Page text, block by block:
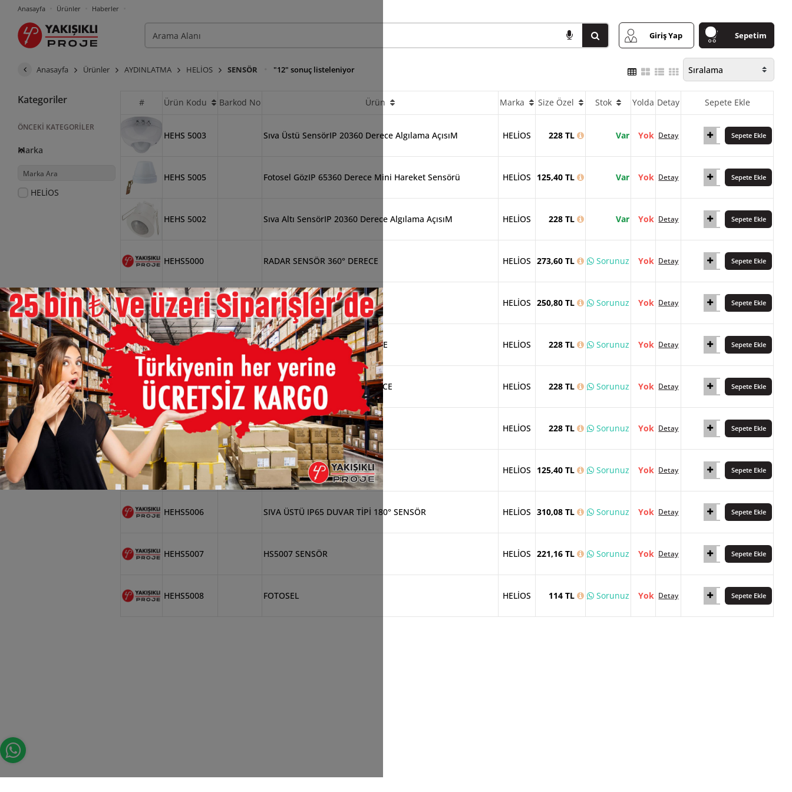
Anasayfa Ürünler Haberler
Giriş Yap Sepetim
Anasayfa Ürünler AYDINLATMA HELİOS SENSÖR "12" sonuç listeleniyor
Kategoriler
ÖNCEKI KATEGORILER
Marka
HELİOS
# Ürün Kodu Barkod No Ürün Marka Size Özel Stok Yolda Detay Sepete Ekle
HEHS 5003 Sıva Üstü SensörIP 20360 Derece Algılama AçısıM HELİOS 228 TL Var Yok Detay Sepete Ekle
HEHS 5005 Fotosel GözIP 65360 Derece Mini Hareket Sensörü HELİOS 125,40 TL Var Yok Detay Sepete Ekle
HEHS 5002 Sıva Altı SensörIP 20360 Derece Algılama AçısıM HELİOS 228 TL Var Yok Detay Sepete Ekle
HEHS5000 RADAR SENSÖR 360° DERECE HELİOS 273,60 TL Sorunuz Yok Detay Sepete Ekle
HEHS5001 DUVAR SENSÖR 180° DERECE HELİOS 250,80 TL Sorunuz Yok Detay Sepete Ekle
HEHS5002 SIVA ALTI SENSÖR 360° DERECE HELİOS 228 TL Sorunuz Yok Detay Sepete Ekle
HEHS5003 SIVA ÜSTÜ SENSÖR 360° DERECE HELİOS 228 TL Sorunuz Yok Detay Sepete Ekle
HEHS5004 MİNİ SENSÖR 360° DERECE HELİOS 228 TL Sorunuz Yok Detay Sepete Ekle
HEHS5005 FOTOSEL SENSÖR GÖZ HELİOS 125,40 TL Sorunuz Yok Detay Sepete Ekle
HEHS5006 SIVA ÜSTÜ IP65 DUVAR TİPİ 180° SENSÖR HELİOS 310,08 TL Sorunuz Yok Detay Sepete Ekle
HEHS5007 HS5007 SENSÖR HELİOS 221,16 TL Sorunuz Yok Detay Sepete Ekle
HEHS5008 FOTOSEL HELİOS 114 TL Sorunuz Yok Detay Sepete Ekle
×